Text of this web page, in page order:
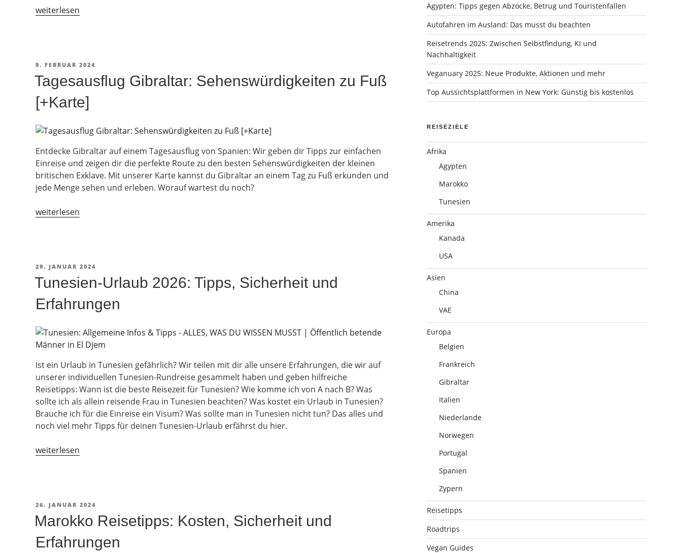
„Vegane
zur
Villa
Vegana“
weiterlesen
VERÖFFENTLICHT
9. FEBRUAR 2024
Tagesausflug Gibraltar: Sehenswürdigkeiten zu Fuß
[+Karte]
Entdecke Gibraltar auf einem Tagesausflug von Spanien: Wir geben dir Tipps zur einfachen
Einreise und zeigen dir die perfekte Route zu den besten Sehenswürdigkeiten der kleinen
britischen Exklave. Mit unserer Karte kannst du Gibraltar an einem Tag zu Fuß erkunden und
jede Menge sehen und erleben. Worauf wartest du noch?
„Tagesausflug
[+Karte]“
weiterlesen
VERÖFFENTLICHT
29. JANUAR 2024
Tunesien-Urlaub 2026: Tipps, Sicherheit und
Erfahrungen
Ist ein Urlaub in Tunesien gefährlich? Wir teilen mit dir alle unsere Erfahrungen, die wir auf
unserer individuellen Tunesien-Rundreise gesammelt haben und geben hilfreiche
Reisetipps: Wann ist die beste Reisezeit für Tunesien? Wie komme ich von A nach B? Was
sollte ich als allein reisende Frau in Tunesien beachten? Was kostet ein Urlaub in Tunesien?
Brauche ich für die Einreise ein Visum? Was sollte man in Tunesien nicht tun? Das alles und
noch viel mehr Tipps für deinen Tunesien-Urlaub erfährst du hier.
„Tunesien-
und
Erfahrungen“
weiterlesen
VERÖFFENTLICHT
26. JANUAR 2024
Marokko Reisetipps: Kosten, Sicherheit und
Erfahrungen
Ägypten: Tipps gegen Abzocke, Betrug und Touristenfallen
Autofahren im Ausland: Das musst du beachten
Reisetrends 2025: Zwischen Selbstfindung, KI und
Nachhaltigkeit
Veganuary 2025: Neue Produkte, Aktionen und mehr
Top Aussichtsplattformen in New York: Günstig bis kostenlos
REISEZIELE
Afrika
Ägypten
Marokko
Tunesien
Amerika
Kanada
USA
Asien
China
VAE
Europa
Belgien
Frankreich
Gibraltar
Italien
Niederlande
Norwegen
Portugal
Spanien
Zypern
Reisetipps
Roadtrips
Vegan Guides